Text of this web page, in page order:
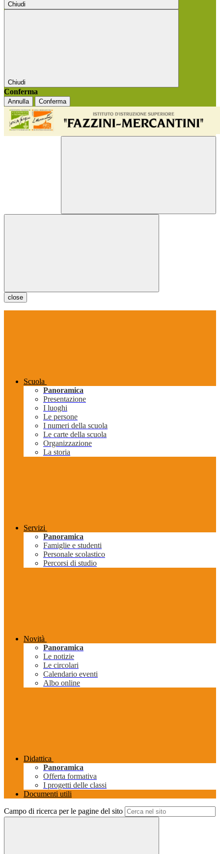
Chiudi
Chiudi
Conferma
Annulla Conferma
close
Scuola
Panoramica
Presentazione
I luoghi
Le persone
I numeri della scuola
Le carte della scuola
Organizzazione
La storia
Servizi
Panoramica
Famiglie e studenti
Personale scolastico
Percorsi di studio
Novità
Panoramica
Le notizie
Le circolari
Calendario eventi
Albo online
Didattica
Panoramica
Offerta formativa
I progetti delle classi
Documenti utili
Campo di ricerca per le pagine del sito